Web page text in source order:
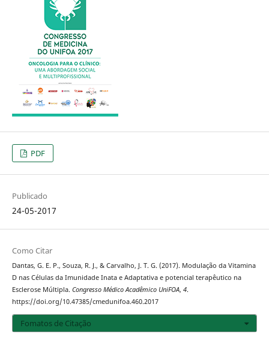
PDF
Publicado
24-05-2017
Como Citar
Dantas, G. E. P., Souza, R. J., & Carvalho, J. T. G. (2017). Modulação da Vitamina
D nas Células da Imunidade Inata e Adaptativa e potencial terapêutico na
Esclerose Múltipla. Congresso Médico Acadêmico UniFOA, 4.
https://doi.org/10.47385/cmedunifoa.460.2017
Fomatos de Citação